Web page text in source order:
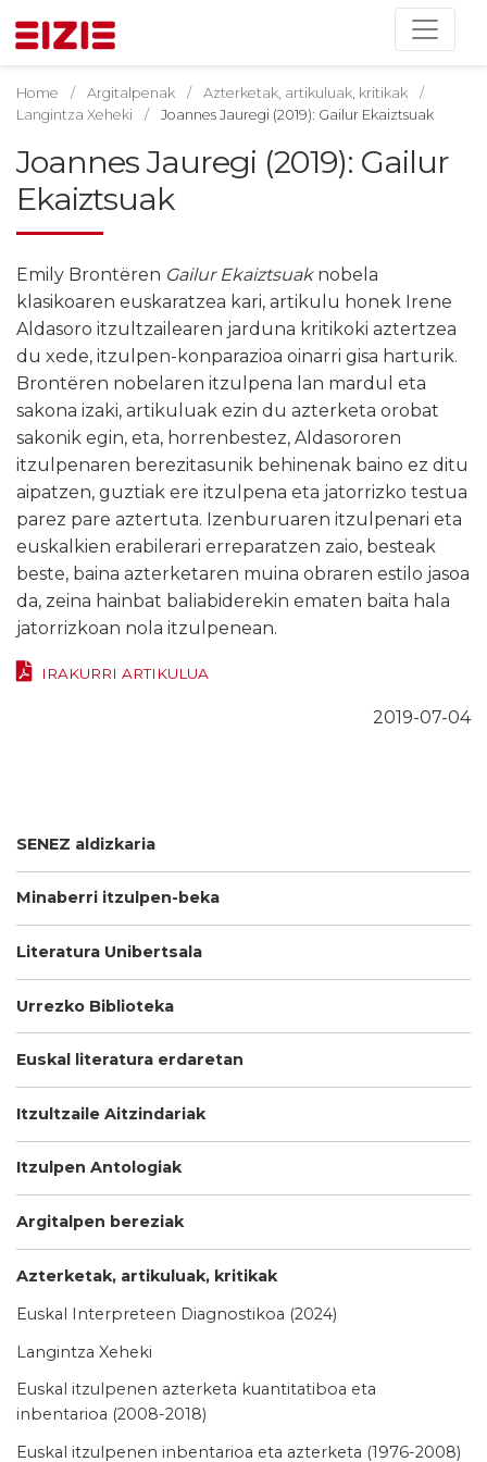
SENEZ aldizkaria
Minaberri itzulpen-beka
Literatura Unibertsala
Urrezko Biblioteka
Euskal literatura erdaretan
Itzultzaile Aitzindariak
Itzulpen Antologiak
Argitalpen bereziak
Azterketak, artikuluak, kritikak
Euskal Interpreteen Diagnostikoa (2024)
Langintza Xeheki
Euskal itzulpenen azterketa kuantitatiboa eta
inbentarioa (2008-2018)
Euskal itzulpenen inbentarioa eta azterketa (1976-2008)
Home Argitalpenak
Azterketak, artikuluak, kritikak
Langintza Xeheki
Joannes Jauregi (2019): Gailur Ekaiztsuak
Joannes Jauregi (2019): Gailur
Ekaiztsuak
Emily Brontëren Gailur Ekaiztsuaknobela
klasikoaren euskaratzea kari, artikulu honek Irene
Aldasoro itzultzailearen jarduna kritikoki aztertzea
du xede, itzulpen-konparazioa oinarri gisa harturik.
Brontëren nobelaren itzulpena lan mardul eta
sakona izaki, artikuluak ezin du azterketa orobat
sakonik egin, eta, horrenbestez, Aldasororen
itzulpenaren berezitasunik behinenak baino ez ditu
aipatzen, guztiak ere itzulpena eta jatorrizko testua
parez pare aztertuta. Izenburuaren itzulpenari eta
euskalkien erabilerari erreparatzen zaio, besteak
beste, baina azterketaren muina obraren estilo jasoa
da, zeina hainbat baliabiderekin ematen baita hala
jatorrizkoan nola itzulpenean.
IRAKURRI ARTIKULUA
2019-07-04